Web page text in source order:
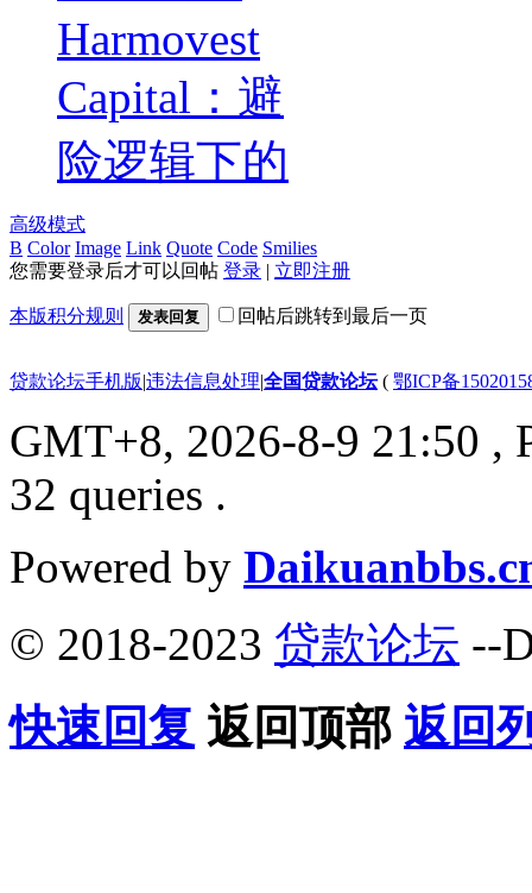
Harmovest
Capital：避
险逻辑下的
高级模式
B Color Image Link Quote Code Smilies
您需要登录后才可以回帖 登录 | 立即注册
本版积分规则 发表回复 回帖后跳转到最后一页
贷款论坛手机版|违法信息处理|全国贷款论坛( 鄂ICP备
GMT+8, 2026-8-9 21:50 ,
32 queries .
Powered by
© 2018-2023 贷款论坛 --
快速回复 返回顶部 返回